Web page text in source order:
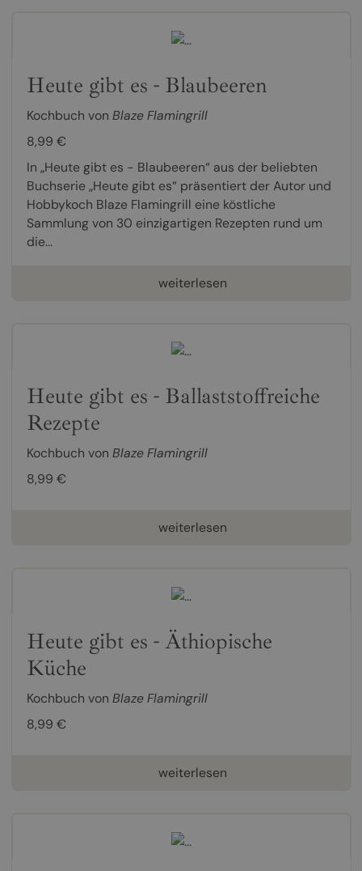
Heute gibt es - Blaubeeren
Kochbuch von Blaze Flamingrill
8,99 €
In „Heute gibt es - Blaubeeren“ aus der beliebten
Buchserie „Heute gibt es“ präsentiert der Autor und
Hobbykoch Blaze Flamingrill eine köstliche
Sammlung von 30 einzigartigen Rezepten rund um
die...
weiterlesen
Heute gibt es - Ballaststoffreiche
Rezepte
Kochbuch von Blaze Flamingrill
8,99 €
weiterlesen
Heute gibt es - Äthiopische
Küche
Kochbuch von Blaze Flamingrill
8,99 €
weiterlesen